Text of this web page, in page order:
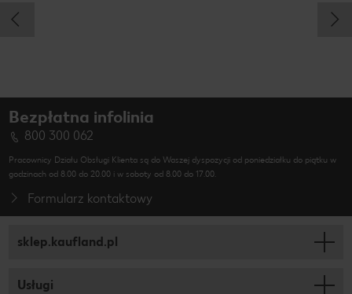
Bezpłatna infolinia
800 300 062
Pracownicy Działu Obsługi Klienta są do Waszej dyspozycji od poniedziałku do piątku w
godzinach od 8.00 do 20.00 i w soboty od 8.00 do 17.00.
Formularz kontaktowy
sklep.kaufland.pl
Usługi